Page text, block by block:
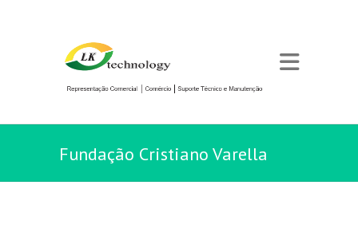
Fundação Cristiano Varella